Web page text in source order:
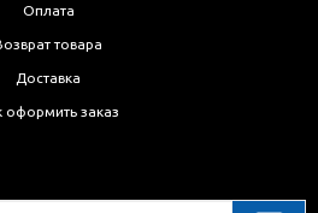
Оплата
товара
Доставка
оформить заказ